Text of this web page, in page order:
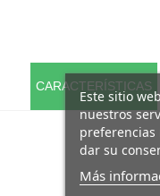
Este sitio
nuestros
preferencias
dar su
Más
CARACTERÍSTICAS